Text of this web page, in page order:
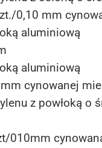
0,10 mm
aluminiową
aluminiową
cynowanej
z powłoką o
010mm